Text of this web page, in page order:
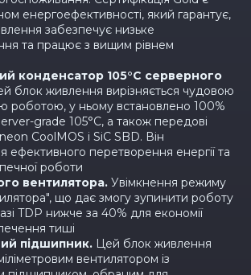
енергоефективності, який гарантує,
забезпечує низьке
та працює з вищим рівнем
конденсатор 105°C серверного
блок живлення вирізняється чудовою
роботою, у ньому встановлено 100%
grade 105°C, а також передові
CoolMOS і SiC SBD. Він
ефективного перетворення енергії та
роботи
вентилятора. Увімкнення режиму
що дає змогу зупинити роботу
TDP нижче за 40% для економії
тиші
підшипник. Цей блок живлення
вентилятором із